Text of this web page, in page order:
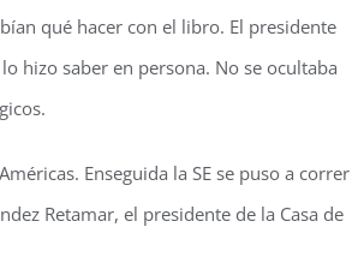
qué hacer con el libro. El presidente
hizo saber en persona. No se ocultaba
Enseguida la SE se puso a correr
Retamar, el presidente de la Casa de